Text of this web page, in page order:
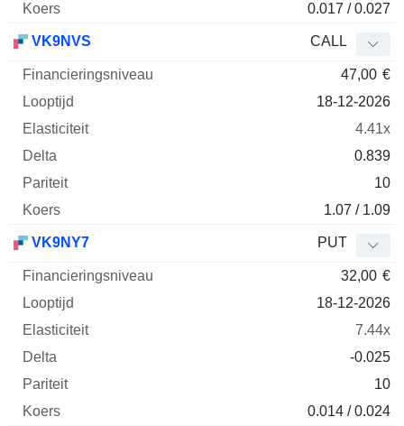
0.017 / 0.027
VK9NVS CALL
47,00 €
18-12-2026
4.41x
0.839
10
1.07 / 1.09
VK9NY7 PUT
32,00 €
18-12-2026
7.44x
-0.025
10
0.014 / 0.024